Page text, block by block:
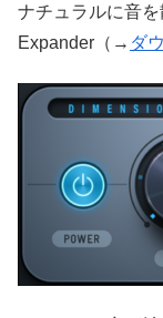
ナチュラルに音
Expander（→ ダ